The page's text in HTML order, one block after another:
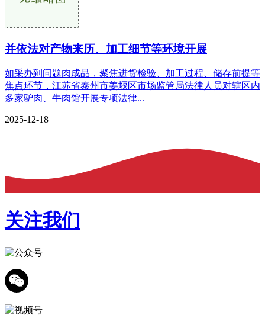
并依法对产物来历、加工细节等环境开展
如采办到问题肉成品，聚焦进货检验、加工过程、储存前提等
焦点环节，江苏省泰州市姜堰区市场监管局法律人员对辖区内
多家驴肉、牛肉馆开展专项法律...
2025-12-18
关注我们